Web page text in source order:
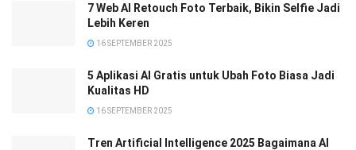
7 Web AI Retouch Foto Terbaik, Bikin Selfie Jadi
Lebih Keren
16 SEPTEMBER 2025
5 Aplikasi AI Gratis untuk Ubah Foto Biasa Jadi
Kualitas HD
16 SEPTEMBER 2025
Tren Artificial Intelligence 2025 Bagaimana AI